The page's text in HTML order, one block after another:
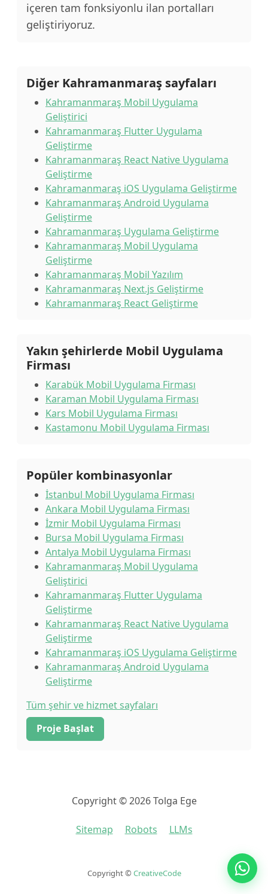
içeren tam fonksiyonlu ilan portalları
geliştiriyoruz.
Diğer Kahramanmaraş sayfaları
Kahramanmaraş Mobil Uygulama
Geliştirici
Kahramanmaraş Flutter Uygulama
Geliştirme
Kahramanmaraş React Native Uygulama
Geliştirme
Kahramanmaraş iOS Uygulama Geliştirme
Kahramanmaraş Android Uygulama
Geliştirme
Kahramanmaraş Uygulama Geliştirme
Kahramanmaraş Mobil Uygulama
Geliştirme
Kahramanmaraş Mobil Yazılım
Kahramanmaraş Next.js Geliştirme
Kahramanmaraş React Geliştirme
Yakın şehirlerde Mobil Uygulama
Firması
Karabük Mobil Uygulama Firması
Karaman Mobil Uygulama Firması
Kars Mobil Uygulama Firması
Kastamonu Mobil Uygulama Firması
Popüler kombinasyonlar
İstanbul Mobil Uygulama Firması
Ankara Mobil Uygulama Firması
İzmir Mobil Uygulama Firması
Bursa Mobil Uygulama Firması
Antalya Mobil Uygulama Firması
Kahramanmaraş Mobil Uygulama
Geliştirici
Kahramanmaraş Flutter Uygulama
Geliştirme
Kahramanmaraş React Native Uygulama
Geliştirme
Kahramanmaraş iOS Uygulama Geliştirme
Kahramanmaraş Android Uygulama
Geliştirme
Tüm şehir ve hizmet sayfaları
Proje Başlat
Copyright © 2026 Tolga Ege
Sitemap Robots LLMs
Copyright © CreativeCode